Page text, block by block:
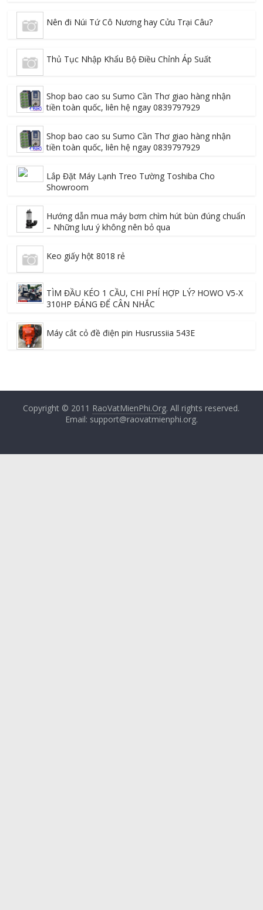
Nên đi Núi Tứ Cô Nương hay Cửu Trại Câu?
Thủ Tục Nhập Khẩu Bộ Điều Chỉnh Áp Suất
Shop bao cao su Sumo Cần Thơ giao hàng nhận
tiền toàn quốc, liên hệ ngay 0839797929
Shop bao cao su Sumo Cần Thơ giao hàng nhận
tiền toàn quốc, liên hệ ngay 0839797929
Lắp Đặt Máy Lạnh Treo Tường Toshiba Cho
Showroom
Hướng dẫn mua máy bơm chìm hút bùn đúng chuẩn
– Những lưu ý không nên bỏ qua
Keo giấy hột 8018 rẻ
TÌM ĐẦU KÉO 1 CẦU, CHI PHÍ HỢP LÝ? HOWO V5-X
310HP ĐÁNG ĐỂ CÂN NHẮC
Máy cắt cỏ đề điện pin Husrussiia 543E
Copyright © 2011 RaoVatMienPhi.Org. All rights reserved.
Email: support@raovatmienphi.org.